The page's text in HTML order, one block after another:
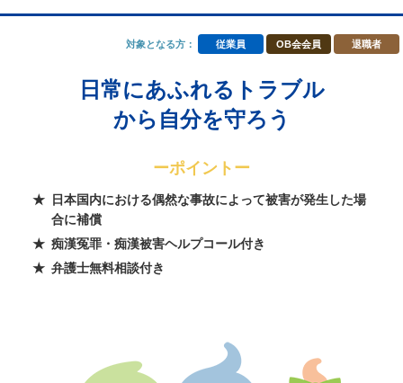
対象となる方： 従業員 OB会会員 退職者
日常にあふれるトラブル
から自分を守ろう
ーポイントー
日本国内における偶然な事故によって被害が発生した場
合に補償
痴漢冤罪・痴漢被害ヘルプコール付き
弁護士無料相談付き